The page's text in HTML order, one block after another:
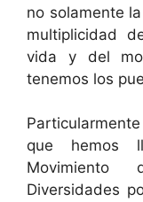
no solamente
multiplicidad
vida y del
tenemos los
que hemos
Diversidades